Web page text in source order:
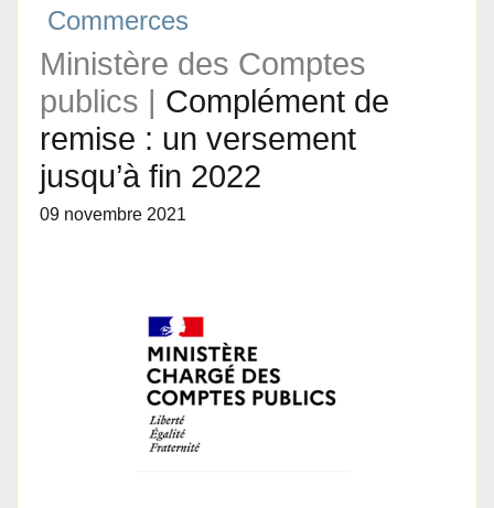
Commerces
Ministère des Comptes
publics | Complément de
remise : un versement
jusqu’à fin 2022
09 novembre 2021